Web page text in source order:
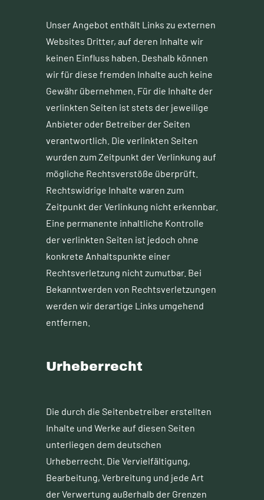
Unser Angebot enthält Links zu externen
Websites Dritter, auf deren Inhalte wir
keinen Einfluss haben. Deshalb können
wir für diese fremden Inhalte auch keine
Gewähr übernehmen. Für die Inhalte der
verlinkten Seiten ist stets der jeweilige
Anbieter oder Betreiber der Seiten
verantwortlich. Die verlinkten Seiten
wurden zum Zeitpunkt der Verlinkung auf
mögliche Rechtsverstöße überprüft.
Rechtswidrige Inhalte waren zum
Zeitpunkt der Verlinkung nicht erkennbar.
Eine permanente inhaltliche Kontrolle
der verlinkten Seiten ist jedoch ohne
konkrete Anhaltspunkte einer
Rechtsverletzung nicht zumutbar. Bei
Bekanntwerden von Rechtsverletzungen
werden wir derartige Links umgehend
entfernen.
Urheberrecht
Die durch die Seitenbetreiber erstellten
Inhalte und Werke auf diesen Seiten
unterliegen dem deutschen
Urheberrecht. Die Vervielfältigung,
Bearbeitung, Verbreitung und jede Art
der Verwertung außerhalb der Grenzen